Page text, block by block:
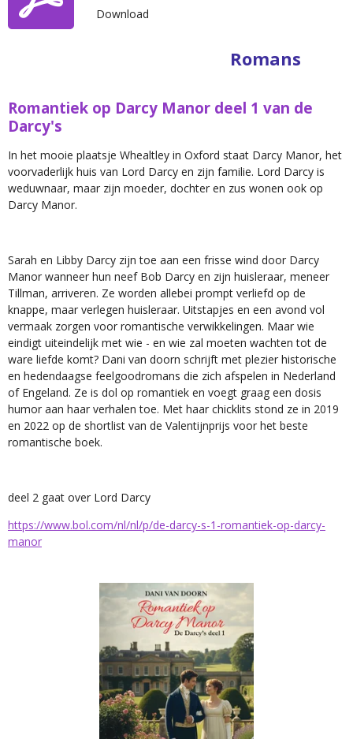
Download
Romans
Romantiek op Darcy Manor deel 1 van de
Darcy's
In het mooie plaatsje Whealtley in Oxford staat Darcy Manor, het
voorvaderlijk huis van Lord Darcy en zijn familie. Lord Darcy is
weduwnaar, maar zijn moeder, dochter en zus wonen ook op
Darcy Manor.
Sarah en Libby Darcy zijn toe aan een frisse wind door Darcy
Manor wanneer hun neef Bob Darcy en zijn huisleraar, meneer
Tillman, arriveren. Ze worden allebei prompt verliefd op de
knappe, maar verlegen huisleraar. Uitstapjes en een avond vol
vermaak zorgen voor romantische verwikkelingen. Maar wie
eindigt uiteindelijk met wie - en wie zal moeten wachten tot de
ware liefde komt? Dani van doorn schrijft met plezier historische
en hedendaagse feelgoodromans die zich afspelen in Nederland
of Engeland. Ze is dol op romantiek en voegt graag een dosis
humor aan haar verhalen toe. Met haar chicklits stond ze in 2019
en 2022 op de shortlist van de Valentijnprijs voor het beste
romantische boek.
deel 2 gaat over Lord Darcy
https://www.bol.com/nl/nl/p/de-darcy-s-1-romantiek-op-darcy-
manor